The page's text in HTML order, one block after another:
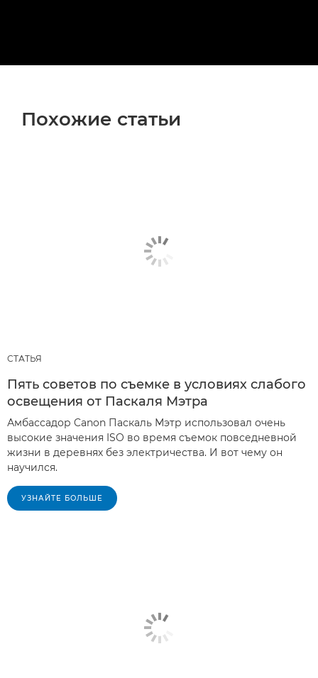
Похожие статьи
СТАТЬЯ
Пять советов по съемке в условиях слабого
освещения от Паскаля Мэтра
Амбассадор Canon Паскаль Мэтр использовал очень
высокие значения ISO во время съемок повседневной
жизни в деревнях без электричества. И вот чему он
научился.
УЗНАЙТЕ БОЛЬШЕ